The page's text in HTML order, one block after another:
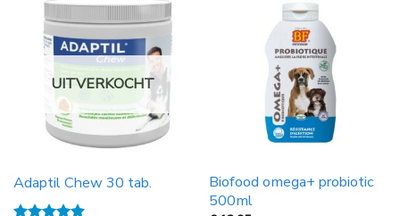
UITVERKOCHT
Adaptil Chew 30 tab.
Biofood omega+ probiotic
500ml